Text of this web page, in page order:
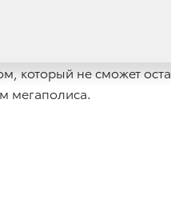
который не сможет
мегаполиса.